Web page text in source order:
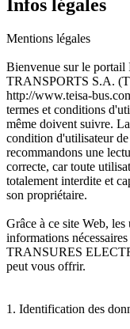
Infos légales
Mentions légales
Bienvenue sur le
TRANSPORTS S.A.
http://www.teisa-
termes et conditions
même doivent suivre.
condition d'utilisateur
recommandons une
correcte, car toute
totalement interdite et
son propriétaire.
Grâce à ce site Web,
informations
TRANSURES
peut vous offrir.
1. Identification des